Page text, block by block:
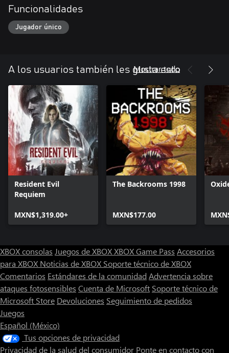
Funcionalidades
Jugador único
A los usuarios también les gusta esto
Mostrar todo
Resident Evil
Requiem
MXN$1,319.00+
The Backrooms 1998
MXN$177.00
XBOX consolas Juegos de XBOXXBOX Game Pass Accesorios
para XBOX Noticias de XBOX Soporte técnico de XBOX
Comentarios Estándares de la comunidad Advertencia sobre
ataques fotosensibles Cuenta de Microsoft Soporte técnico de
Microsoft Store Devoluciones Seguimiento de pedidos
Juegos
Español (México)
Tus opciones de privacidad
Privacidad de la salud del consumidor Ponte en contacto con